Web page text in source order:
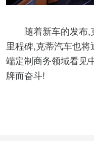
随着新车的发布
里程碑,克蒂汽车也
端定制商务领域看见
牌而奋斗!